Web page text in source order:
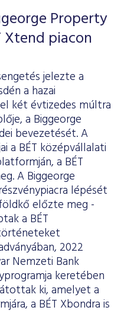
Property
Xtend piacon
jelezte a
a hazai
két évtizedes múltra
a Biggeorge
bevezetését. A
a BÉT középvállalati
a BÉT
A Biggeorge
lépését
előzte meg -
a BÉT
2022
Nemzeti Bank
keretében
ki, amelyet a
a BÉT Xbondra is